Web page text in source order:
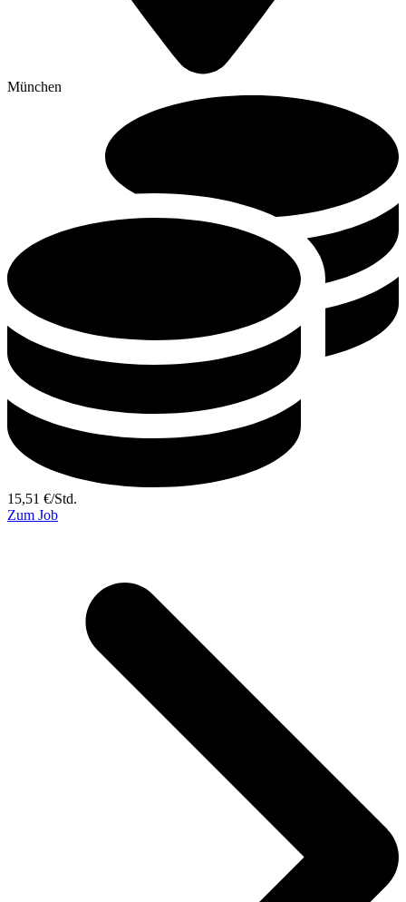
München
15,51 €/Std.
Zum Job